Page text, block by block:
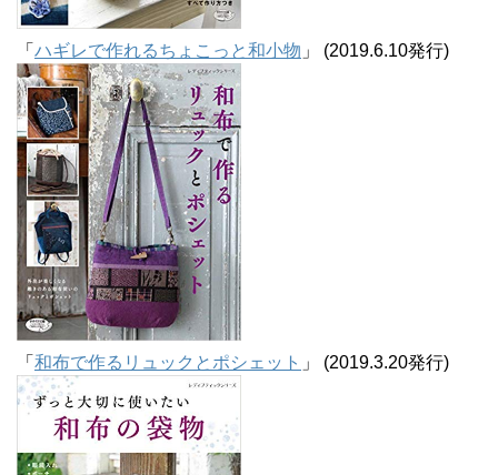
「 ハギレで作れるちょこっと和小物 」 (2019.6.10発行)
「 和布で作るリュックとポシェット 」 (2019.3.20発行)